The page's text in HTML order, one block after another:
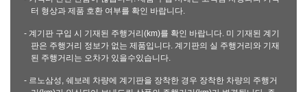
터 형상과 제품 호환 여부를 확인 바랍니다.
- 계기판 구입 시 기재된 주행거리(km)를 확인 바랍니다. 미 기재된 계기
판은 주행거리 정보가 없는 제품입니다. 계기판의 실 주행거리와 기재
된 주행거리는 오차가 있을수있습니다.
- 르노삼성, 쉐보레 차량에 계기판을 장착한 경우 장착한 차량의 주행거